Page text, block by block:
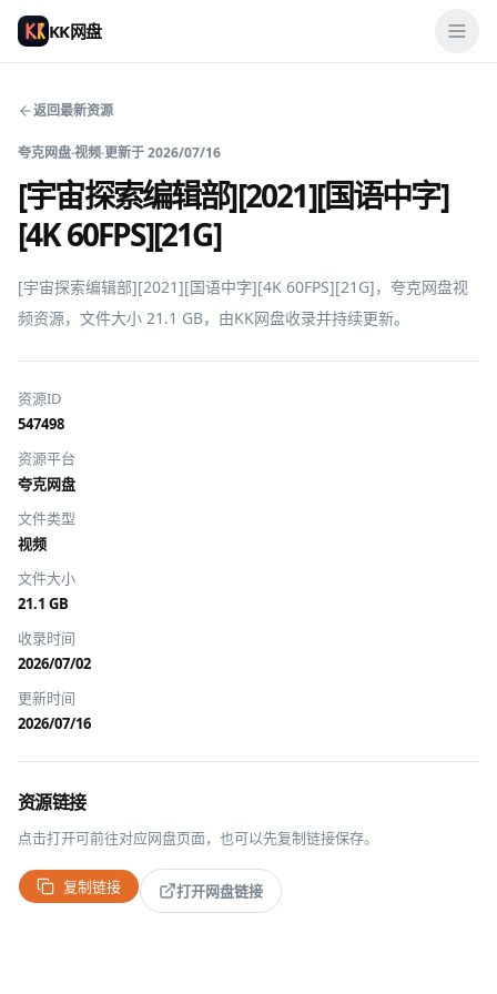
KK网盘
返回最新资源
夸克网盘·视频·更新于2026/07/16
[宇宙探索编辑部][2021][国语中字]
[4K 60FPS][21G]
[宇宙探索编辑部][2021][国语中字][4K 60FPS][21G]，夸克网盘视
频资源，文件大小 21.1 GB，由KK网盘收录并持续更新。
资源ID
547498
资源平台
夸克网盘
文件类型
视频
文件大小
21.1 GB
收录时间
2026/07/02
更新时间
2026/07/16
资源链接
点击打开可前往对应网盘页面，也可以先复制链接保存。
复制链接 打开网盘链接